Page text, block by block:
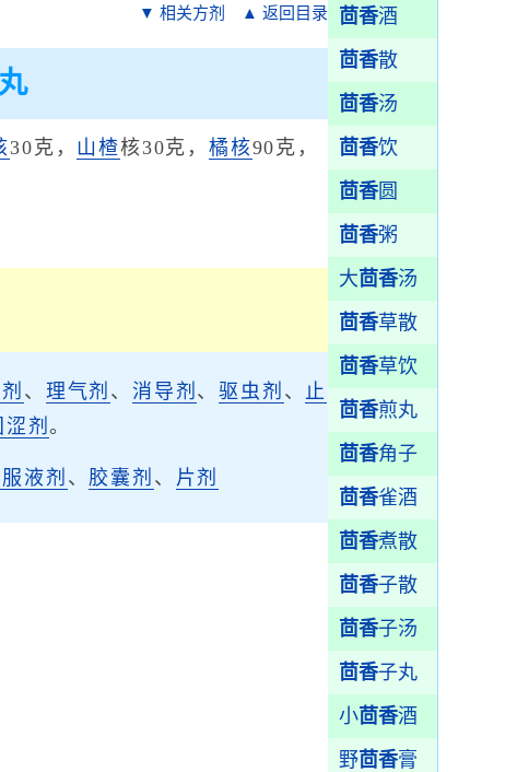
茴香酒
茴香散
茴香汤
茴香饮
茴香圆
茴香粥
大茴香汤
茴香草散
茴香草饮
茴香煎丸
茴香角子
茴香雀酒
茴香煮散
茴香子散
茴香子汤
茴香子丸
小茴香酒
野茴香膏
▼ 相关方剂 ▲ 返回目录
30克， 山楂核30克，橘核90克，
、 理气剂 、 消导剂 、驱虫剂 、 止
涩剂。
液剂 、 胶囊剂 、 片剂